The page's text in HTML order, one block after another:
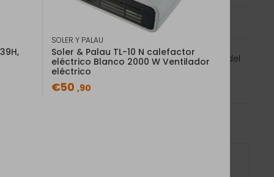
Ventilador eléctrico. Adecuado para: Interior, Color del
Giratorio. Potencia de calentamiento: 2400 W.
(Ver más)
SOLER Y PALAU
Soler & Palau TL-10 N calefactor
eléctrico Blanco 2000 W Ventilador
eléctrico
€50 ,90